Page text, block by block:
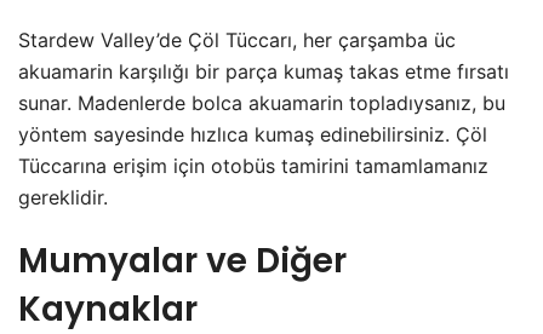
Stardew Valley’de Çöl Tüccarı, her çarşamba üc
akuamarin karşılığı bir parça kumaş takas etme fırsatı
sunar. Madenlerde bolca akuamarin topladıysanız, bu
yöntem sayesinde hızlıca kumaş edinebilirsiniz. Çöl
Tüccarına erişim için otobüs tamirini tamamlamanız
gereklidir.
Mumyalar ve Diğer
Kaynaklar